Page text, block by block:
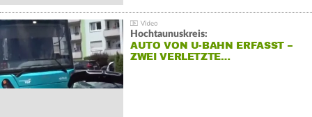
Hochtaunuskreis:
AUTO VON U-BAHN ERFASST –
ZWEI VERLETZTE…